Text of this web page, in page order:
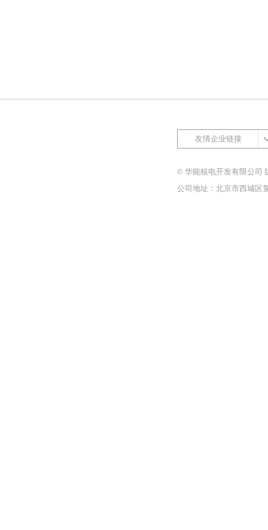
友情企业链接
© 华能核电开发有限公司
公司地址：北京市西城区